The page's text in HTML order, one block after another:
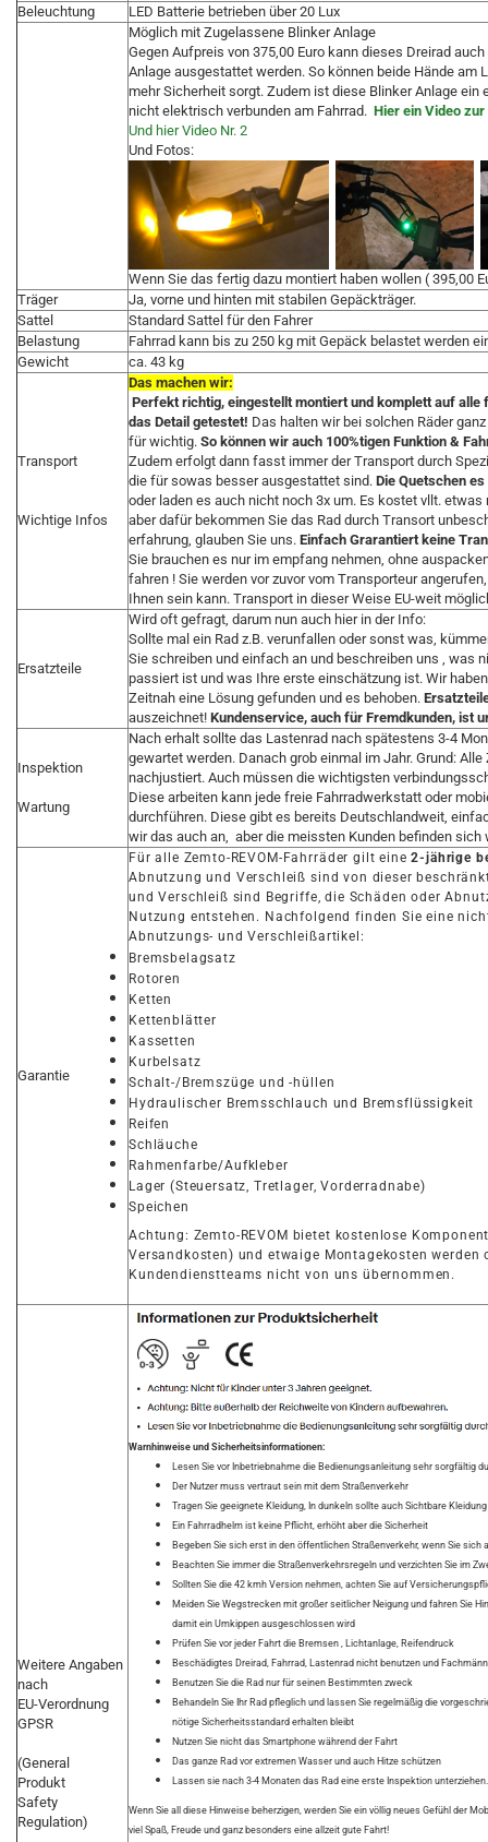
Beleuchtung
LED Batterie betrieben über 20 Lux
Möglich mit Zugelassene Blinker Anlage
Gegen Aufpreis von 375,00 Euro kann dieses Dreirad
Anlage ausgestattet werden. So können beide Hände am
mehr Sicherheit sorgt. Zudem ist diese Blinker Anlage
nicht elektrisch verbunden am Fahrrad. Hier ein Video
Und hier Video Nr. 2
Und Fotos:
Wenn Sie das fertig dazu montiert haben wollen ( 395,00
Träger
Ja, vorne und hinten mit stabilen Gepäckträger.
Sattel
Standard Sattel für den Fahrer
Belastung
Fahrrad kann bis zu 250 kg mit Gepäck belastet werden
Gewicht
ca. 43 kg
Transport
Wichtige Infos
Das machen wir:
Perfekt richtig, eingestellt montiert und komplett auf alle
das Detail getestet! Das halten wir bei solchen Räder
für wichtig. So können wir auch 100%tigen Funktion &
Zudem erfolgt dann fasst immer der Transport durch
die für sowas besser ausgestattet sind. Die Quetschen
oder laden es auch nicht noch 3x um. Es kostet vllt.
aber dafür bekommen Sie das Rad durch Transort
erfahrung, glauben Sie uns. Einfach Grarantiert keine
Sie brauchen es nur im empfang nehmen, ohne
fahren ! Sie werden vor zuvor vom Transporteur
Ihnen sein kann. Transport in dieser Weise EU-weit
Ersatzteile
Wird oft gefragt, darum nun auch hier in der Info:
Sollte mal ein Rad z.B. verunfallen oder sonst was,
Sie schreiben und einfach an und beschreiben uns , was
passiert ist und was Ihre erste einschätzung ist. Wir
Zeitnah eine Lösung gefunden und es behoben.
auszeichnet! Kundenservice, auch für Fremdkunden, ist
Inspektion
Wartung
Nach erhalt sollte das Lastenrad nach spätestens 3-4
gewartet werden. Danach grob einmal im Jahr. Grund:
nachjustiert. Auch müssen die wichtigsten
Diese arbeiten kann jede freie Fahrradwerkstatt oder
durchführen. Diese gibt es bereits Deutschlandweit,
wir das auch an, aber die meissten Kunden befinden sich
Garantie
Für alle Zemto-REVOM-Fahrräder gilt eine2-jährige
Abnutzung und Verschleiß sind von dieser
und Verschleiß sind Begriffe, die Schäden oder
Nutzung entstehen. Nachfolgend finden Sie eine
Abnutzungs- und Verschleißartikel:
Bremsbelagsatz
Rotoren
Ketten
Kettenblätter
Kassetten
Kurbelsatz
Schalt-/Bremszüge und -hüllen
Hydraulischer Bremsschlauch und Bremsflüssigkeit
Reifen
Schläuche
Rahmenfarbe/Aufkleber
Lager (Steuersatz, Tretlager, Vorderradnabe)
Speichen
Achtung: Zemto-REVOM bietet kostenlose
Versandkosten) und etwaige Montagekosten werden
Kundendienstteams nicht von uns übernommen.
Weitere Angaben
nach
EU-Verordnung
GPSR
(General
Produkt
Safety
Regulation)
Warnhinweise und Sicherheitsinformationen:
Lesen Sie vor Inbetriebnahme die Bedienungsanleitung sehr sorgfältig
Der Nutzer muss vertraut sein mit dem Straßenverkehr
Tragen Sie geeignete Kleidung, In dunkeln sollte auch Sichtbare
Ein Fahrradhelm ist keine Pflicht, erhöht aber die Sicherheit
Begeben Sie sich erst in den öffentlichen Straßenverkehr, wenn Sie
Beachten Sie immer die Straßenverkehrsregeln und verzichten Sie im
Sollten Sie die 42 kmh Version nehmen, achten Sie auf
Meiden Sie Wegstrecken mit großer seitlicher Neigung und fahren Sie
damit ein Umkippen ausgeschlossen wird
Prüfen Sie vor jeder Fahrt die Bremsen , Lichtanlage, Reifendruck
Beschädigtes Dreirad, Fahrrad, Lastenrad nicht benutzen und
Benutzen Sie die Rad nur für seinen Bestimmten zweck
Behandeln Sie Ihr Rad pfleglich und lassen Sie regelmäßig die
nötige Sicherheitsstandard erhalten bleibt
Nutzen Sie nicht das Smartphone während der Fahrt
Das ganze Rad vor extremen Wasser und auch Hitze schützen
Lassen sie nach 3-4 Monaten das Rad eine erste Inspektion
Wenn Sie all diese Hinweise beherzigen, werden Sie ein völlig neues Gefühl der
viel Spaß, Freude und ganz besonders eine allzeit gute Fahrt!